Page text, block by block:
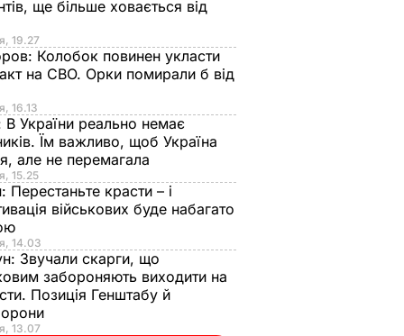
ще більше ховається від
19.27
Колобок повинен укласти
на СВО. Орки помирали б від
16.13
В України реально немає
Їм важливо, щоб Україна
але не перемагала
15.25
Перестаньте красти – і
військових буде набагато
14.03
Звучали скарги, що
забороняють виходити на
Позиція Генштабу й
13.07